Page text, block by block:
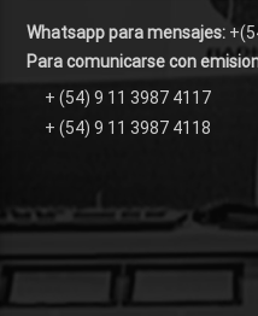
Whatsapp para mensajes:
Para comunicarse con
+ (54) 9 11 3987 4117
+ (54) 9 11 3987 4118